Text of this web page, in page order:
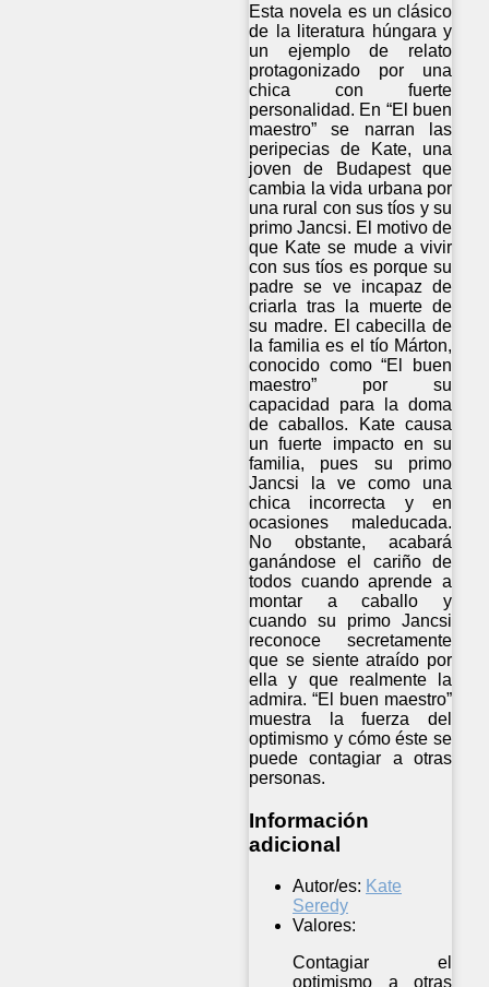
Esta novela es un clásico
de la literatura húngara y
un ejemplo de relato
protagonizado por una
chica con fuerte
personalidad. En “El buen
maestro” se narran las
peripecias de Kate, una
joven de Budapest que
cambia la vida urbana por
una rural con sus tíos y su
primo Jancsi. El motivo de
que Kate se mude a vivir
con sus tíos es porque su
padre se ve incapaz de
criarla tras la muerte de
su madre. El cabecilla de
la familia es el tío Márton,
conocido como “El buen
maestro” por su
capacidad para la doma
de caballos. Kate causa
un fuerte impacto en su
familia, pues su primo
Jancsi la ve como una
chica incorrecta y en
ocasiones maleducada.
No obstante, acabará
ganándose el cariño de
todos cuando aprende a
montar a caballo y
cuando su primo Jancsi
reconoce secretamente
que se siente atraído por
ella y que realmente la
admira. “El buen maestro”
muestra la fuerza del
optimismo y cómo éste se
puede contagiar a otras
personas.
Información
adicional
Autor/es: Kate
Seredy
Valores:
Contagiar el
optimismo a otras